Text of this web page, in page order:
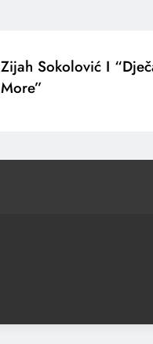
Zijah Sokolović I
More”